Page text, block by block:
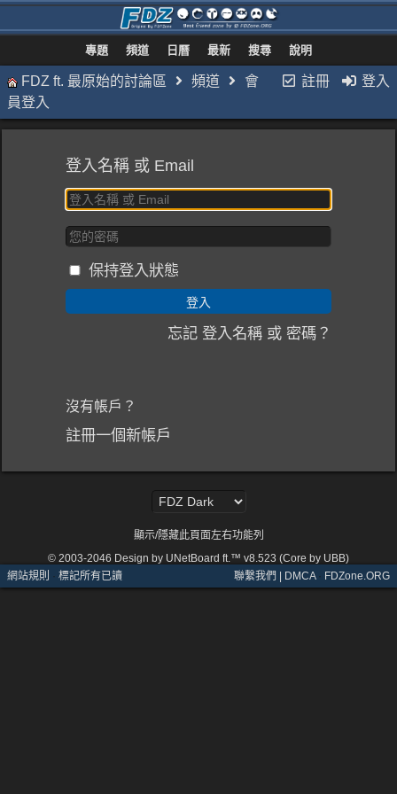
專題 頻道 日曆 最新 搜尋 說明
註冊 登入
FDZ ft. 最原始的討論區 頻道
會
員登入
登入名稱 或 Email
保持登入狀態
忘記 登入名稱 或 密碼？
沒有帳戶？
註冊一個新帳戶
顯示/隱藏此頁面左右功能列
© 2003-2046 Design by UNetBoard ft.™ v8.523 (Core by UBB)
網站規則 · 標記所有已讀 聯繫我們 | DMCA· FDZone.ORG